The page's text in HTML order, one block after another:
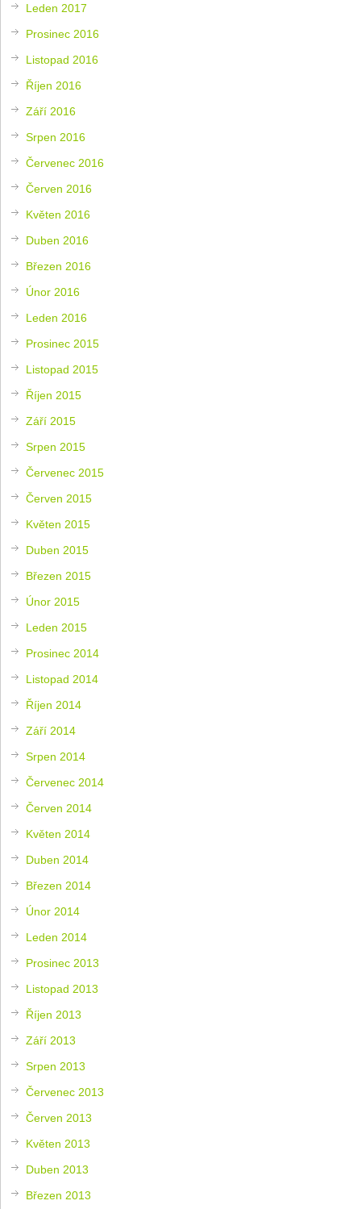
Leden 2017
Prosinec 2016
Listopad 2016
Říjen 2016
Září 2016
Srpen 2016
Červenec 2016
Červen 2016
Květen 2016
Duben 2016
Březen 2016
Únor 2016
Leden 2016
Prosinec 2015
Listopad 2015
Říjen 2015
Září 2015
Srpen 2015
Červenec 2015
Červen 2015
Květen 2015
Duben 2015
Březen 2015
Únor 2015
Leden 2015
Prosinec 2014
Listopad 2014
Říjen 2014
Září 2014
Srpen 2014
Červenec 2014
Červen 2014
Květen 2014
Duben 2014
Březen 2014
Únor 2014
Leden 2014
Prosinec 2013
Listopad 2013
Říjen 2013
Září 2013
Srpen 2013
Červenec 2013
Červen 2013
Květen 2013
Duben 2013
Březen 2013